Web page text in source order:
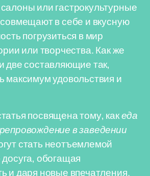
или гастрокультурные
в себе и вкусную
погрузиться в мир
или творчества. Как же
две составляющие так,
максимум удовольствия и
посвящена тому, какеда
в заведении
стать неотъемлемой
обогащая
и даря новые впечатления.